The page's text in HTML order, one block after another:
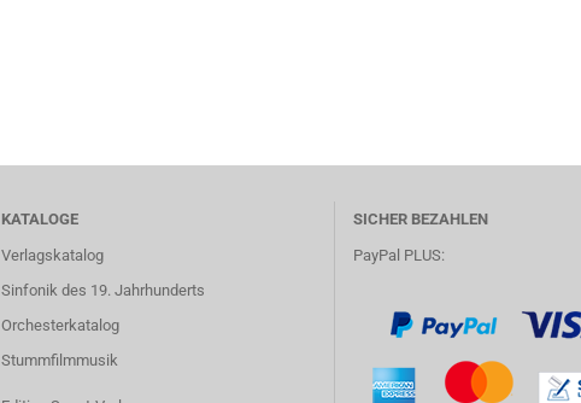
KATALOGE
Verlagskatalog
Sinfonik des 19. Jahrhunderts
Orchesterkatalog
Stummfilmmusik
SICHER BEZAHLEN
PayPal PLUS: